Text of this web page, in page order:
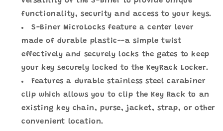
functionality, security and access to your keys.
S-Biner MicroLocks feature a center lever
made of durable plastic--a simple twist
effectively and securely locks the gates to keep
your key securely locked to the KeyRack Locker.
Features a durable stainless steel carabiner
clip which allows you to clip the Key Rack to an
existing key chain, purse, jacket, strap, or other
convenient location.